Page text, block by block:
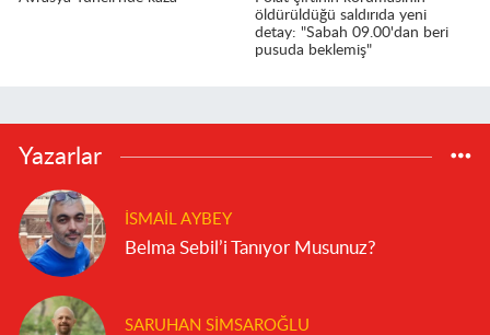
öldürüldüğü saldırıda yeni
detay: "Sabah 09.00'dan beri
pusuda beklemiş"
Yazarlar
İSMAIL AYBEY
Belma Sebil’i Tanıyor Musunuz?
SARUHAN SIMSAROĞLU